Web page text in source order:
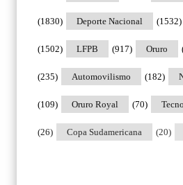
Deporte Nacional
(1830) (1532)
LFPB
(1502) Oruro
(917)
Automovilismo
(235) (182)
Oruro Royal
(109) (70)
Copa Sudamericana
(26) (20)